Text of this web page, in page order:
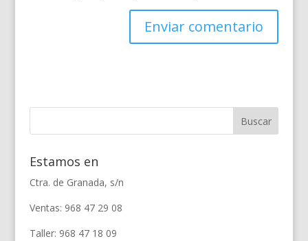
Estamos en
Ctra. de Granada, s/n
Ventas: 968 47 29 08
Taller: 968 47 18 09